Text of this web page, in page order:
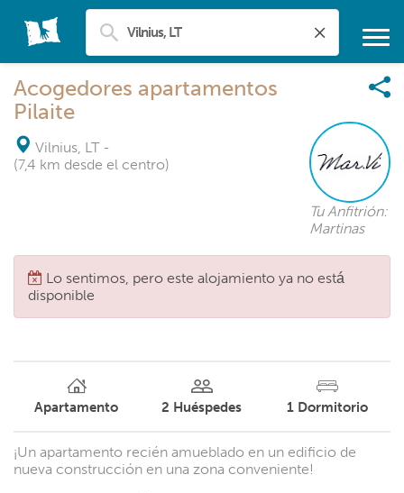
Acogedores apartamentos
Pilaite
Vilnius, LT -
(7,4 km desde el centro)
Tu Anfitrión:
Martinas
Lo sentimos, pero este alojamiento ya no está
disponible
Apartamento 2 Huéspedes 1 Dormitorio
¡Un apartamento recién amueblado en un edificio de
nueva construcción en una zona conveniente!